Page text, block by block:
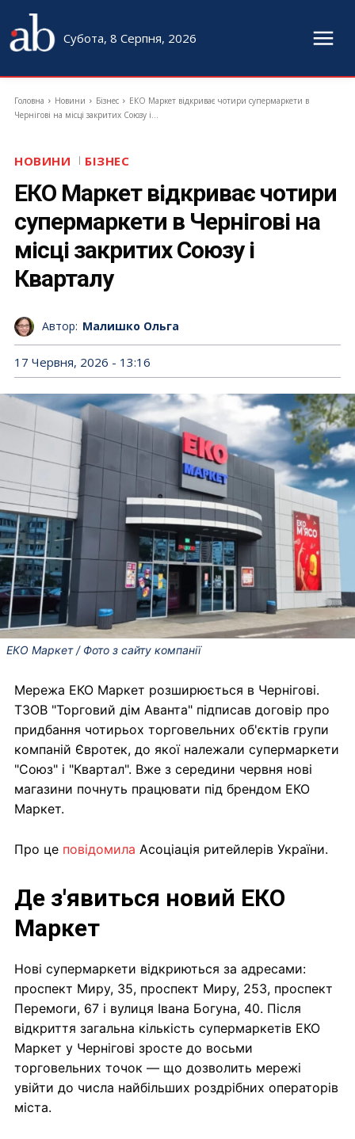
Субота, 8 Серпня, 2026
Головна Новини Бізнес
ЕКО Маркет відкриває чотири супермаркети в
Чернігові на місці закритих Союзу і...
НОВИНИ БІЗНЕС
ЕКО Маркет відкриває чотири
супермаркети в Чернігові на
місці закритих Союзу і
Кварталу
Автор: Малишко Ольга
17 Червня, 2026 - 13:16
ЕКО Маркет / Фото з сайту компанії
Мережа ЕКО Маркет розширюється в Чернігові.
ТЗОВ "Торговий дім Аванта" підписав договір про
придбання чотирьох торговельних об'єктів групи
компаній Євротек, до якої належали супермаркети
"Союз" і "Квартал". Вже з середини червня нові
магазини почнуть працювати під брендом ЕКО
Маркет.
Про це повідомила Асоціація ритейлерів України.
Де з'явиться новий ЕКО
Маркет
Нові супермаркети відкриються за адресами:
проспект Миру, 35, проспект Миру, 253, проспект
Перемоги, 67 і вулиця Івана Богуна, 40. Після
відкриття загальна кількість супермаркетів ЕКО
Маркет у Чернігові зросте до восьми
торговельних точок — що дозволить мережі
увійти до числа найбільших роздрібних операторів
міста.